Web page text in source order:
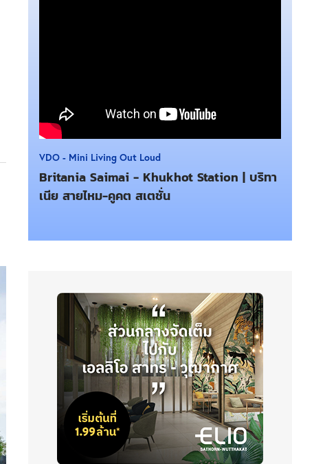
VDO - Mini Living Out Loud
Britania Saimai - Khukhot Station | บริทา
เนีย สายไหม-คูคต สเตชั่น